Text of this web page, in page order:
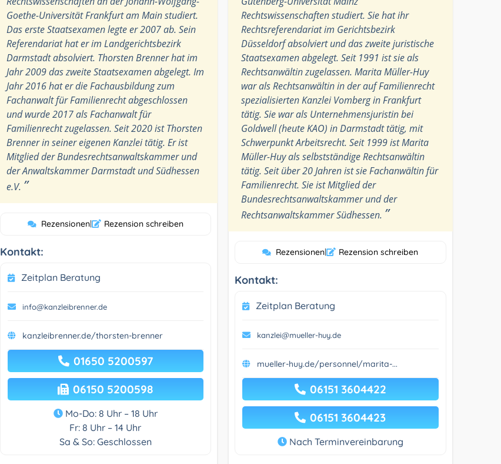
Goethe-Universität Frankfurt am Main studiert.
Das erste Staatsexamen legte er 2007 ab. Sein
Referendariat hat er im Landgerichtsbezirk
Darmstadt absolviert. Thorsten Brenner hat im
Jahr 2009 das zweite Staatsexamen abgelegt. Im
Jahr 2016 hat er die Fachausbildung zum
Fachanwalt für Familienrecht abgeschlossen
und wurde 2017 als Fachanwalt für
Familienrecht zugelassen. Seit 2020 ist Thorsten
Brenner in seiner eigenen Kanzlei tätig. Er ist
Mitglied der Bundesrechtsanwaltskammer und
der Anwaltskammer Darmstadt und Südhessen
e.V. ”
Rezensionen| Rezension schreiben
Kontakt:
Zeitplan Beratung
info@kanzleibrenner.de
kanzleibrenner.de/thorsten-brenner
01650 5200597
06150 5200598
Mo-Do: 8 Uhr – 18 Uhr
Fr: 8 Uhr – 14 Uhr
Sa & So: Geschlossen
Rechtswissenschaften studiert. Sie hat ihr
Rechtsreferendariat im Gerichtsbezirk
Düsseldorf absolviert und das zweite juristische
Staatsexamen abgelegt. Seit 1991 ist sie als
Rechtsanwältin zugelassen. Marita Müller-Huy
war als Rechtsanwältin in der auf Familienrecht
spezialisierten Kanzlei Vomberg in Frankfurt
tätig. Sie war als Unternehmensjuristin bei
Goldwell (heute KAO) in Darmstadt tätig, mit
Schwerpunkt Arbeitsrecht. Seit 1999 ist Marita
Müller-Huy als selbstständige Rechtsanwältin
tätig. Seit über 20 Jahren ist sie Fachanwältin für
Familienrecht. Sie ist Mitglied der
Bundesrechtsanwaltskammer und der
Rechtsanwaltskammer Südhessen. ”
Rezensionen| Rezension schreiben
Kontakt:
Zeitplan Beratung
kanzlei@mueller-huy.de
mueller-huy.de/personnel/marita-...
06151 3604422
06151 3604423
Nach Terminvereinbarung